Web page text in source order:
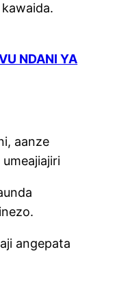
NDANI YA
aanze
angepata